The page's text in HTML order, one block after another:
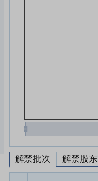
解禁批次 解禁股东